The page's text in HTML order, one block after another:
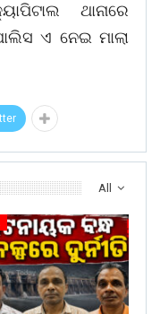
ଥାନାରେ
ଏ ନେଇ ମାଲା
All